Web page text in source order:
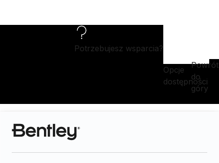
Potrzebujesz wsparcia?
Opcje
dostępności
Powrót
do
góry